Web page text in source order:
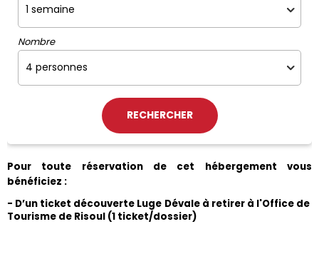
Nombre
Pour toute réservation de cet hébergement vous
bénéficiez :
- D’un ticket découverte Luge Dévale à retirer à l'Office de
Tourisme de Risoul (1 ticket/dossier)